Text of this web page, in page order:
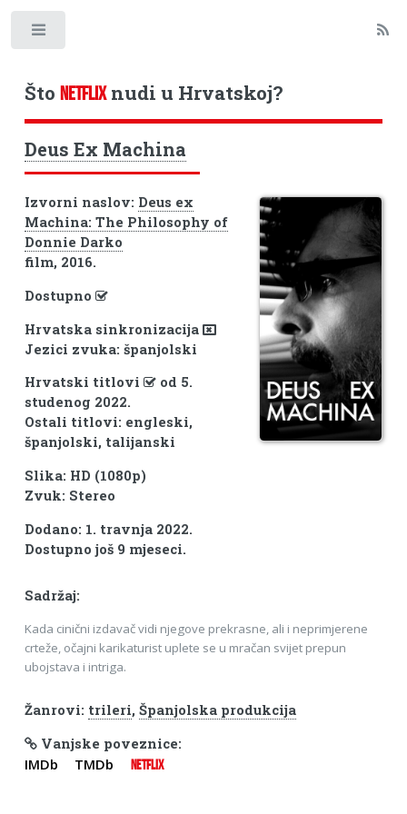
Što NETFLIXnudi u Hrvatskoj?
Deus Ex Machina
Izvorni naslov: Deus ex
Machina: The Philosophy of
Donnie Darko
film, 2016.
Dostupno
Hrvatska sinkronizacija
Jezici zvuka: španjolski
Hrvatski titlovi
od 5.
studenog 2022.
Ostali titlovi: engleski,
španjolski, talijanski
Slika: HD (1080p)
Zvuk: Stereo
Dodano: 1. travnja 2022.
Dostupno još 9 mjeseci.
Sadržaj:
Kada cinični izdavač vidi njegove prekrasne, ali i neprimjerene
crteže, očajni karikaturist uplete se u mračan svijet prepun
ubojstava i intriga.
Žanrovi: trileri, Španjolska produkcija
Vanjske poveznice:
IMDb TMDb NETFLIX